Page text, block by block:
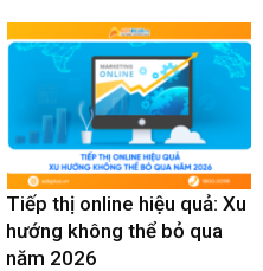
Tiếp thị online hiệu quả: Xu
hướng không thể bỏ qua
năm 2026